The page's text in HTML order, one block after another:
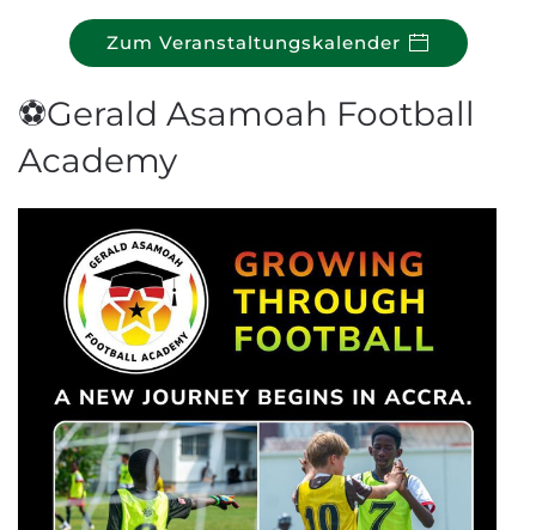
Zum Veranstaltungskalender
⚽Gerald Asamoah Football
Academy